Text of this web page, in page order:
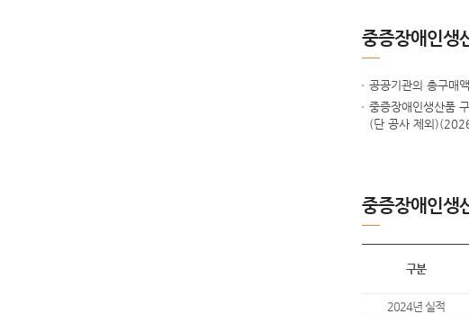
중증장애인생
공공기관의 총구매
중증장애인생산품
(단 공사 제외
중증장애인생
구분
2024년 실적